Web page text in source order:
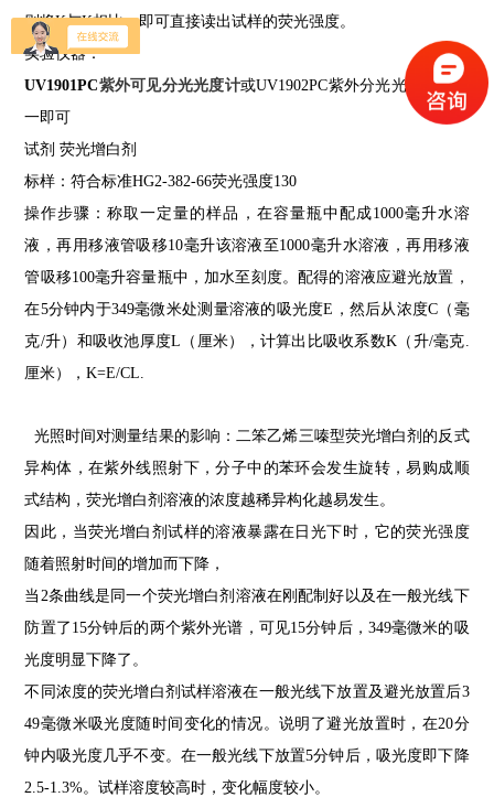
则将K与K相比，即可直接读出试样的荧光强度。
实验仪器：
UV1901PC紫外可见分光光度计或UV1902PC紫外分光光度计二选
一即可
试剂 荧光增白剂
标样：符合标准HG2-382-66荧光强度130
操作步骤：称取一定量的样品，在容量瓶中配成1000毫升水溶
液，再用移液管吸移10毫升该溶液至 1000毫升水溶液，再用移液
管吸移100毫升容量瓶中，加水至刻度。配得的溶液应避光放置，
在5分钟内于349毫微米处测量溶液的吸光度E ，然后从浓度C （毫
克/升）和吸收池厚度L （厘米），计算出比吸收系数K（升/毫克.
厘米），K=E/CL.
光照时间对测量结果的影响：二笨乙烯三嗪型荧光增白剂的反式
异构体，在紫外线照射下，分子中的苯环会发生旋转，易购成顺
式结构，荧光增白剂溶液的浓度越稀异构化越易发生。
因此，当荧光增白剂试样的溶液暴露在日光下时，它的荧光强度
随着照射时间的增加而下降，
当 2条曲线是同一个荧光增白剂溶液在刚配制好以及在一般光线下
防置了 15分钟后的两个紫外光谱，可见15分钟后， 349毫微米的吸
光度明显下降了。
不同浓度的荧光增白剂试样溶液在一般光线下放置及避光放置后3
49毫微米吸光度随时间变化的情况。说明了避光放置时，在20分
钟内吸光度几乎不变。在一般光线下放置5分钟后，吸光度即下降
2.5-1.3%。试样溶度较高时，变化幅度较小。